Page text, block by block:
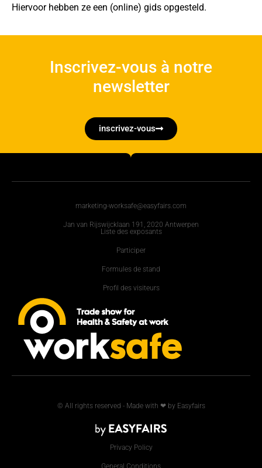
Hiervoor hebben ze een (online) gids opgesteld.
Inscrivez-vous à notre
newsletter
inscrivez-vous
marketing-worksafe@easyfairs.com
Jan van Rijswijcklaan 191, 2020 Antwerpen
Liste des exposants
Participer
Formules de stand
Profil des visiteurs
© All rights reserved - Made with ❤ by Easyfairs
Privacy Policy
General Conditions